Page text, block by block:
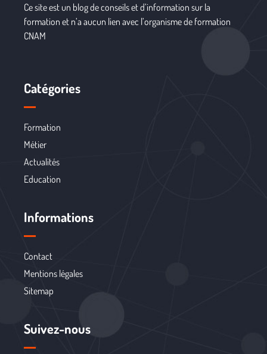
Ce site est un blog de conseils et d’information sur la
formation et n’a aucun lien avec l’organisme de formation
CNAM
Catégories
Formation
Métier
Actualités
Education
Informations
Contact
Mentions légales
Sitemap
Suivez-nous